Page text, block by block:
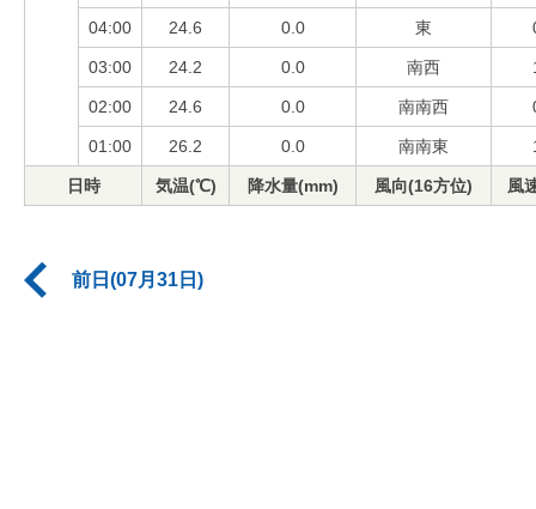
04:00 24.6 0.0 東
03:00 24.2 0.0 南西
02:00 24.6 0.0 南南西
01:00 26.2 0.0 南南東
日時 気温(℃) 降水量(mm) 風向(16方位) 風
前日(07月31日)